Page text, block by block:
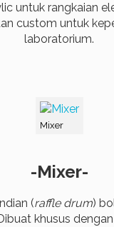
untuk rangkaian
custom untuk
laboratorium.
Mixer
-Mixer-
(raffle drum)
khusus